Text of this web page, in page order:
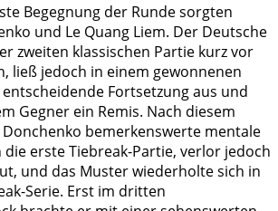
Begegnung der Runde sorgten
und Le Quang Liem. Der Deutsche
zweiten klassischen Partie kurz vor
ließ jedoch in einem gewonnenen
Fortsetzung aus und
Gegner ein Remis. Nach diesem
Donchenko bemerkenswerte mentale
die erste Tiebreak-Partie, verlor jedoch
und das Muster wiederholte sich in
Serie. Erst im dritten